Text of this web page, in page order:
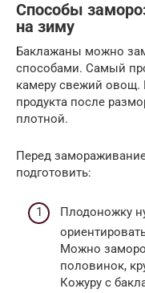
Способы
на зиму
Баклажаны можно
способами. Самый
камеру свежий овощ.
продукта после
плотной.
Перед
подготовить:
Плодоножку
Можно
половинок,
Кожуру с